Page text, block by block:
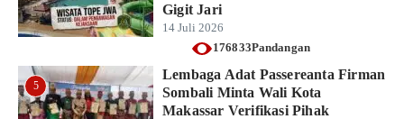
Gigit Jari
14 Juli 2026
176833Pandangan
5
Lembaga Adat Passereanta Firman
Sombali Minta Wali Kota
Makassar Verifikasi Pihak